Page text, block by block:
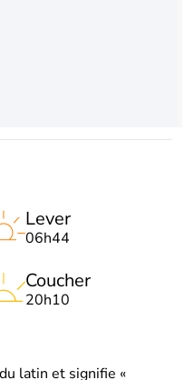
Lever
06h44
Coucher
20h10
latin et signifie «